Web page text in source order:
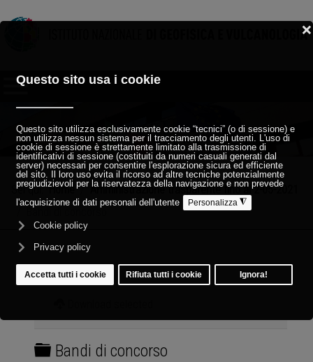
Sei qui:Home
Amministrazione trasparente fino al 2-05-2021
Bandi di concorso
Cartella
Bandi di concorso